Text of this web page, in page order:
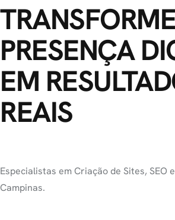
PRESENÇA
EM
REAIS
Especialistas em Criação de Sites, SEO
Campinas.